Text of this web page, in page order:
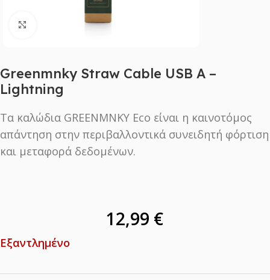
Click to enlarge
Greenmnky Straw Cable USB A –
Lightning
Τα καλώδια GREENMNKY Eco είναι η καινοτόμος
απάντηση στην περιβαλλοντικά συνειδητή φόρτιση
και μεταφορά δεδομένων.
12,99 €
Εξαντλημένο